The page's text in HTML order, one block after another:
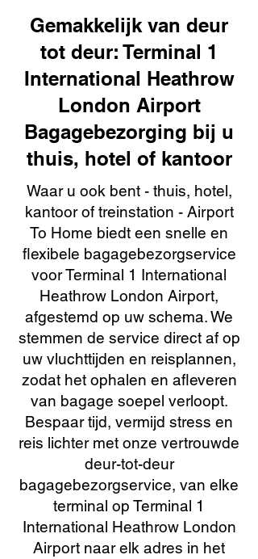
Gemakkelijk van deur
tot deur: Terminal 1
International Heathrow
London Airport
Bagagebezorging bij u
thuis, hotel of kantoor
Waar u ook bent - thuis, hotel,
kantoor of treinstation - Airport
To Home biedt een snelle en
flexibele bagagebezorgservice
voor Terminal 1 International
Heathrow London Airport,
afgestemd op uw schema. We
stemmen de service direct af op
uw vluchttijden en reisplannen,
zodat het ophalen en afleveren
van bagage soepel verloopt.
Bespaar tijd, vermijd stress en
reis lichter met onze vertrouwde
deur-tot-deur
bagagebezorgservice, van elke
terminal op Terminal 1
International Heathrow London
Airport naar elk adres in het